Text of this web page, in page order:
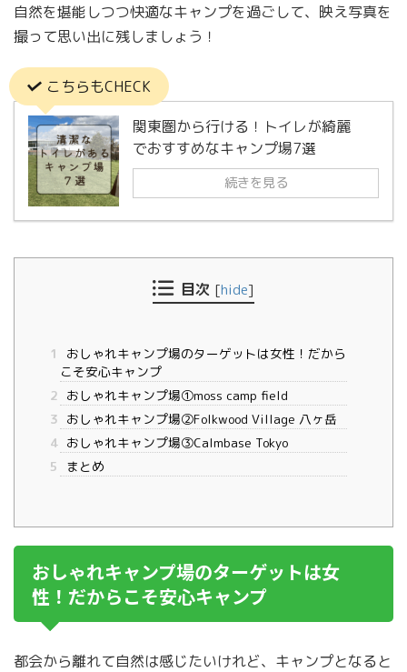
自然を堪能しつつ快適なキャンプを過ごして、映え写真を
撮って思い出に残しましょう！
こちらもCHECK
関東圏から行ける！トイレが綺麗
でおすすめなキャンプ場7選
続きを見る
目次 [hide]
1
おしゃれキャンプ場のターゲットは女性！だから
こそ安心キャンプ
2 おしゃれキャンプ場①moss camp field
3 おしゃれキャンプ場②Folkwood Village 八ヶ岳
4 おしゃれキャンプ場③Calmbase Tokyo
5
まとめ
おしゃれキャンプ場のターゲットは女
性！だからこそ安心キャンプ
都会から離れて自然は感じたいけれど、キャンプとなると